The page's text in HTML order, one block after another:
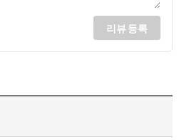
리뷰 등록